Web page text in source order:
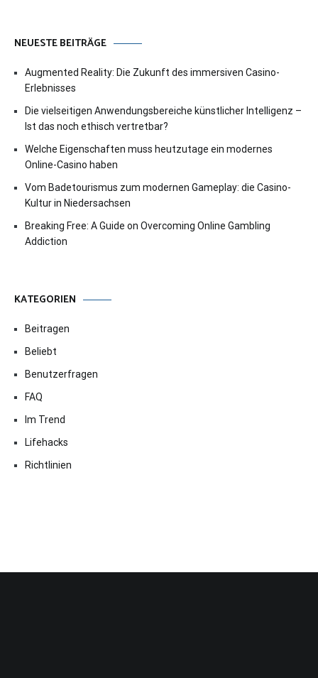
NEUESTE BEITRÄGE
Augmented Reality: Die Zukunft des immersiven Casino-
Erlebnisses
Die vielseitigen Anwendungsbereiche künstlicher Intelligenz –
Ist das noch ethisch vertretbar?
Welche Eigenschaften muss heutzutage ein modernes
Online-Casino haben
Vom Badetourismus zum modernen Gameplay: die Casino-
Kultur in Niedersachsen
Breaking Free: A Guide on Overcoming Online Gambling
Addiction
KATEGORIEN
Beitragen
Beliebt
Benutzerfragen
FAQ
Im Trend
Lifehacks
Richtlinien